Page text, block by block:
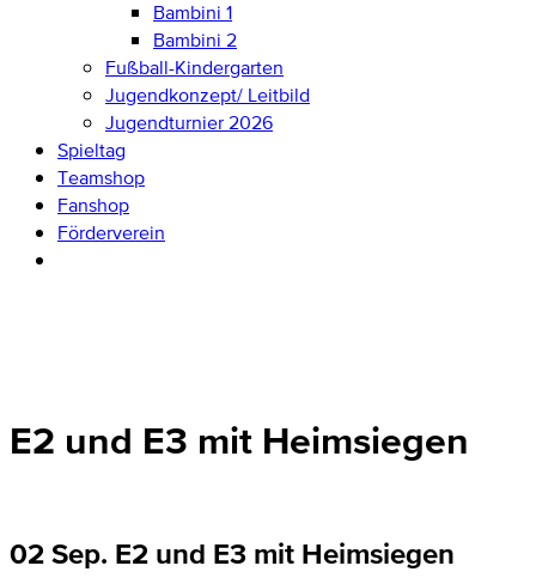
Bambini 1
Bambini 2
Fußball-Kindergarten
Jugendkonzept/ Leitbild
Jugendturnier 2026
Spieltag
Teamshop
Fanshop
Förderverein
E2 und E3 mit Heimsiegen
02 Sep. E2 und E3 mit Heimsiegen